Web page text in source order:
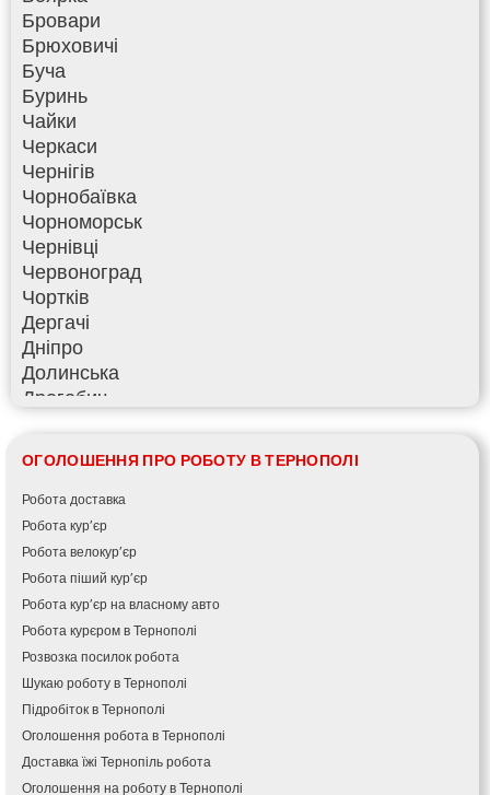
ОГОЛОШЕННЯ ПРО РОБОТУ В ТЕРНОПОЛІ
Робота доставка
Робота кур’єр
Робота велокур’єр
Робота піший кур’єр
Робота кур’єр на власному авто
Робота курєром в Тернополі
Розвозка посилок робота
Шукаю роботу в Тернополі
Підробіток в Тернополі
Оголошення робота в Тернополі
Доставка їжі Тернопіль робота
Оголошення на роботу в Тернополі
Бровари
Брюховичі
Буча
Буринь
Чайки
Черкаси
Чернігів
Чорнобаївка
Чорноморськ
Чернівці
Червоноград
Чортків
Дергачі
Дніпро
Долинська
Дрогобич
Фонтанка
Гадяч
Гатне
Глеваха
Горішні Плавні
Гостомель
Харків
Херсон
Хмельницький
Хмільник
Ірпінь
Івано-Франківськ
Ізмаїл
Кагарлик